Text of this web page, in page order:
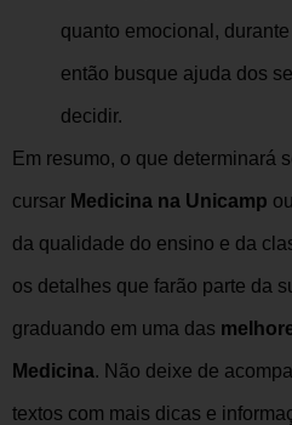
quanto emocional,
então busque ajuda dos
decidir.
Em resumo, o que determinará
cursar Medicina na Unicamp ou
da qualidade do ensino e da
os detalhes que farão parte da
graduando em uma das
Medicina. Não deixe de
textos com mais dicas e